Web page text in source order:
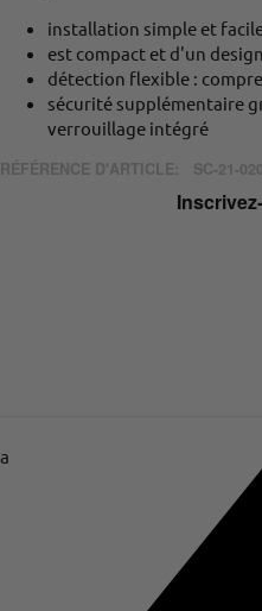
installation simple et
est compact et d'un
détection flexible :
sécurité supplémentaire
verrouillage intégré
RÉFÉRENCE D'ARTICLE: SC-21-
a